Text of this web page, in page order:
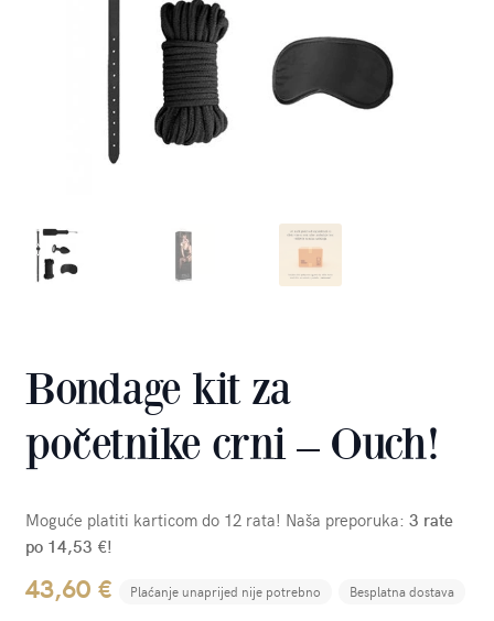
Bondage kit za
početnike crni – Ouch!
Moguće platiti karticom do 12 rata! Naša preporuka: 3 rate
po 14,53 €!
43,60 € Plaćanje unaprijed nije potrebno Besplatna dostava